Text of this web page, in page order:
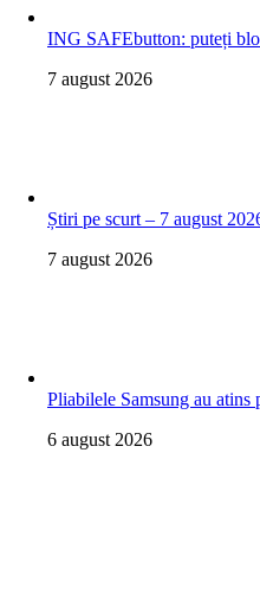
ING SAFEbutton: puteți
7 august 2026
Știri pe scurt – 7 august
7 august 2026
Pliabilele Samsung au atins
6 august 2026